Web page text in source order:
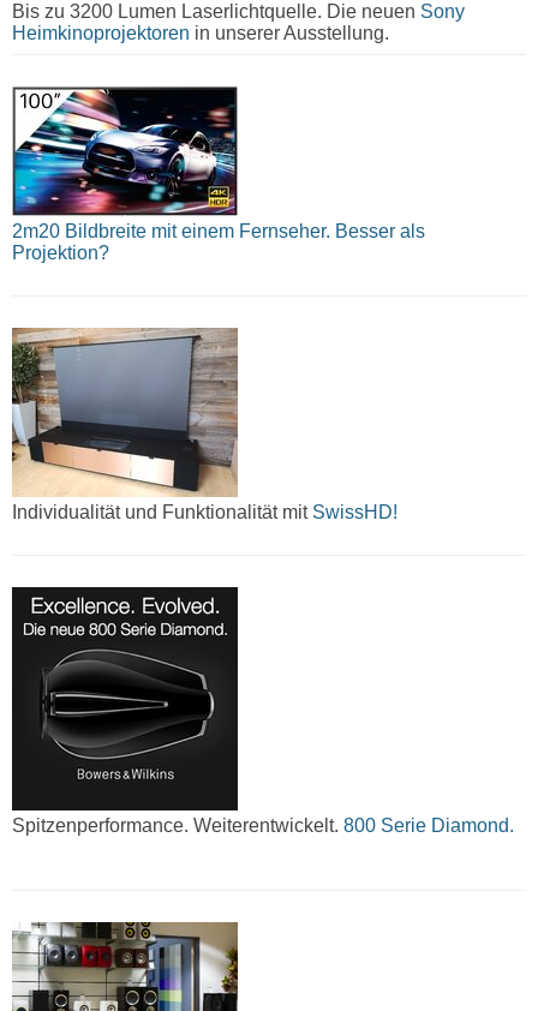
Bis zu 3200 Lumen Laserlichtquelle. Die neuen Sony
Heimkinoprojektoren in unserer Ausstellung.
2m20 Bildbreite mit einem Fernseher. Besser als
Projektion?
Individualität und Funktionalität mitSwissHD!
Spitzenperformance. Weiterentwickelt. 800 Serie Diamond.